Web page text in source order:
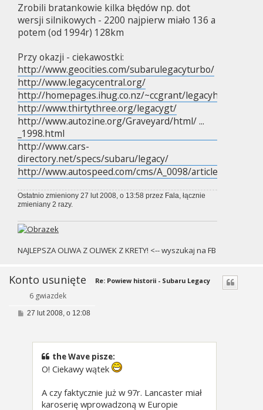
Zrobili bratankowie kilka błędów np. dot
wersji silnikowych - 2200 najpierw miało 136 a
potem (od 1994r) 128km
Przy okazji - ciekawostki:
http://www.geocities.com/subarulegacyturbo/
http://www.legacycentral.org/
http://homepages.ihug.co.nz/~ccgrant/legacyhome.htm
http://www.thirtythree.org/legacygt/
http://www.autozine.org/Graveyard/html/ ...
_1998.html
http://www.cars-
directory.net/specs/subaru/legacy/
http://www.autospeed.com/cms/A_0098/article.html
Ostatnio zmieniony 27 lut 2008, o 13:58 przez Fala, łącznie
zmieniany 2 razy.
NAJLEPSZA OLIWA Z OLIWEK Z KRETY! <-- wyszukaj na FB
Konto usunięte
6 gwiazdek
Re: Powiew historii - Subaru Legacy
P27 lut 2008, o 12:08
the Wave pisze:
O! Ciekawy wątek
A czy faktycznie już w 97r. Lancaster miał
karoserię wprowadzoną w Europie